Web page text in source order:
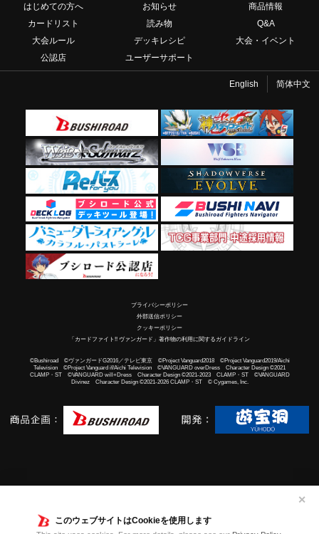
このウェブサイトはCookieを使用します
✕
はじめての方へ お知らせ
商品情報
カードリスト
読み物
Q&A
大会ルール
デッキレシピ
大会・イベント
公認店
ユーザーサポート
English 简体中文
プライバシーポリシー
外部送信ポリシー
クッキーポリシー
「カードファイト!! ヴァンガード」著作物の利用に関するガイドライン
©Bushiroad ©ヴァンガードG2016／テレビ東京 ©Project Vanguard2018 ©Project Vanguard2019/Aichi
Television ©Project Vanguard if/Aichi Television ©VANGUARD overDress Character Design ©2021
CLAMP・ST ©VANGUARD will+Dress Character Design ©2021-2023 CLAMP・ST ©VANGUARD
Divinez Character Design ©2021-2026 CLAMP・ST © Cygames, Inc.